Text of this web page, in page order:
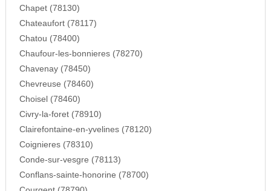
Chapet (78130)
Chateaufort (78117)
Chatou (78400)
Chaufour-les-bonnieres (78270)
Chavenay (78450)
Chevreuse (78460)
Choisel (78460)
Civry-la-foret (78910)
Clairefontaine-en-yvelines (78120)
Coignieres (78310)
Conde-sur-vesgre (78113)
Conflans-sainte-honorine (78700)